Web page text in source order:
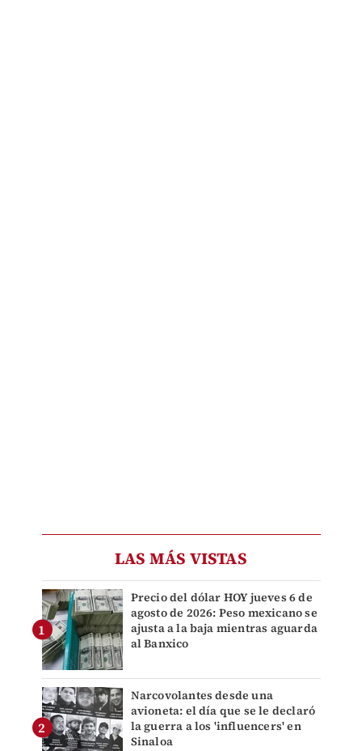
LAS MÁS VISTAS
Precio del dólar HOY jueves 6 de
agosto de 2026: Peso mexicano se
ajusta a la baja mientras aguarda
al Banxico
Narcovolantes desde una
avioneta: el día que se le declaró
la guerra a los 'influencers' en
Sinaloa